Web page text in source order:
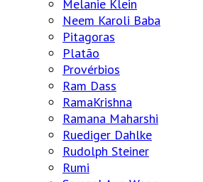
Melanie Klein
Neem Karoli Baba
Pitagoras
Platão
Provérbios
Ram Dass
RamaKrishna
Ramana Maharshi
Ruediger Dahlke
Rudolph Steiner
Rumi